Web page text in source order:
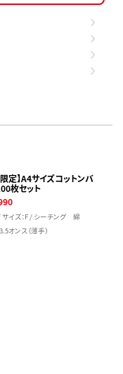
限定】A4サイズコットンバ
枚セット
イズ：F / シーチング 綿
オンス（薄手）